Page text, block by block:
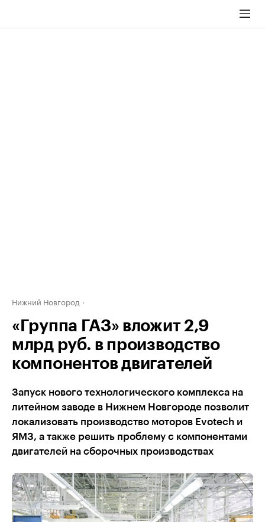
Нижний Новгород
«Группа ГАЗ» вложит 2,9
млрд руб. в производство
компонентов двигателей
Запуск нового технологического комплекса на
литейном заводе в Нижнем Новгороде позволит
локализовать производство моторов Evotech и
ЯМЗ, а также решить проблему с компонентами
двигателей на сборочных производствах